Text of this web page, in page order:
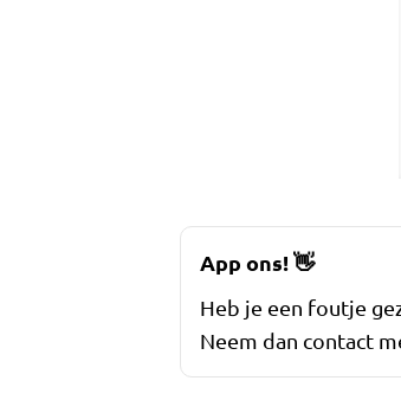
App ons!👋
Heb je een foutje
Neem dan contact